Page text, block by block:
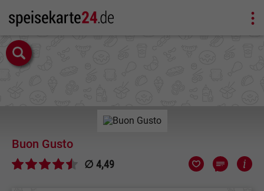
Buon Gusto
∅ 4,49